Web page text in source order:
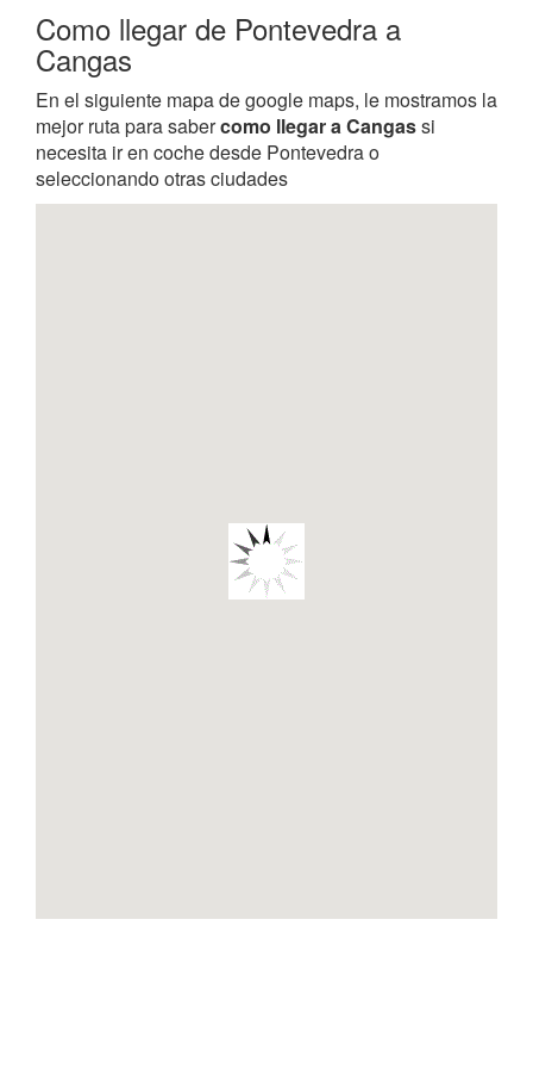
Como llegar de Pontevedra a
Cangas
En el siguiente mapa de google maps, le mostramos la
mejor ruta para sabercomo llegar a Cangassi
necesita ir en coche desde Pontevedra o
seleccionando otras ciudades